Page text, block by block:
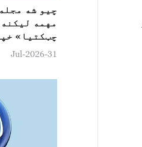
چيو شه
مهمه
چټکتيا»
31-Jul-2026